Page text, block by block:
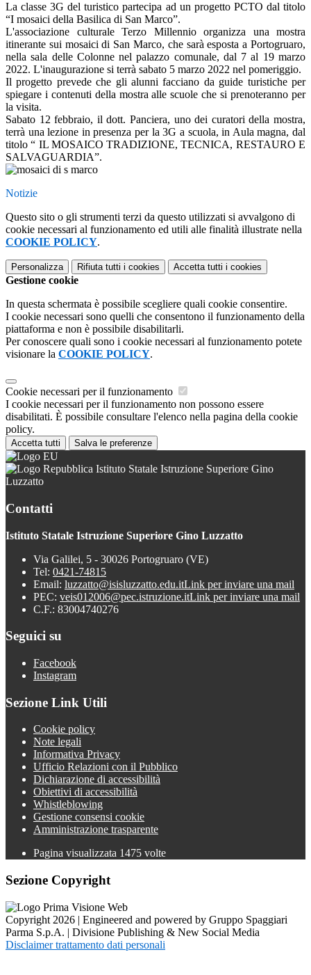
La classe 3G del turistico partecipa ad un progetto PCTO dal titolo
“I mosaici della Basilica di San Marco”.
L'associazione culturale Terzo Millennio organizza una mostra
itinerante sui mosaici di San Marco, che sarà esposta a Portogruaro,
nella sala delle Colonne nel palazzo comunale, dal 7 al 19 marzo
2022. L'inaugurazione si terrà sabato 5 marzo 2022 nel pomeriggio.
Il progetto prevede che gli alunni facciano da guide turistiche per
spiegare i contenuti della mostra alle scuole che si prenoteranno per
la visita.
Sabato 12 febbraio, il dott. Panciera, uno dei curatori della mostra,
terrà una lezione in presenza per la 3G a scuola, in Aula magna, dal
titolo “ IL MOSAICO TRADIZIONE, TECNICA, RESTAURO E
SALVAGUARDIA”.
Notizie
Questo sito o gli strumenti terzi da questo utilizzati si avvalgono di
cookie necessari al funzionamento ed utili alle finalità illustrate nella
COOKIE POLICY.
Personalizza Rifiuta tutti i cookies Accetta tutti i cookies
Gestione cookie
In questa schermata è possibile scegliere quali cookie consentire.
I cookie necessari sono quelli che consentono il funzionamento della
piattaforma e non è possibile disabilitarli.
Per conoscere quali sono i cookie necessari al funzionamento potete
visionare la COOKIE POLICY.
Cookie necessari per il funzionamento
I cookie necessari per il funzionamento non possono essere
disabilitati. È possibile consultare l'elenco nella pagina della cookie
policy.
Accetta tutti Salva le preferenze
Istituto Statale Istruzione Superiore Gino
Luzzatto
Contatti
Istituto Statale Istruzione Superiore Gino Luzzatto
Via Galilei, 5 - 30026 Portogruaro (VE)
Tel: 0421-74815
Email: luzzatto@isisluzzatto.edu.itLink per inviare una mail
PEC: veis012006@pec.istruzione.itLink per inviare una mail
C.F.: 83004740276
Seguici su
Facebook
Instagram
Sezione Link Utili
Cookie policy
Note legali
Informativa Privacy
Ufficio Relazioni con il Pubblico
Dichiarazione di accessibilità
Obiettivi di accessibilità
Whistleblowing
Gestione consensi cookie
Amministrazione trasparente
Pagina visualizzata 1475 volte
Sezione Copyright
Copyright 2026 | Engineered and powered by Gruppo Spaggiari
Parma S.p.A. | Divisione Publishing & New Social Media
Disclaimer trattamento dati personali